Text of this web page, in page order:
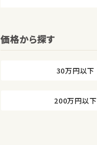
価格から探す
30万円以下
200万円以下